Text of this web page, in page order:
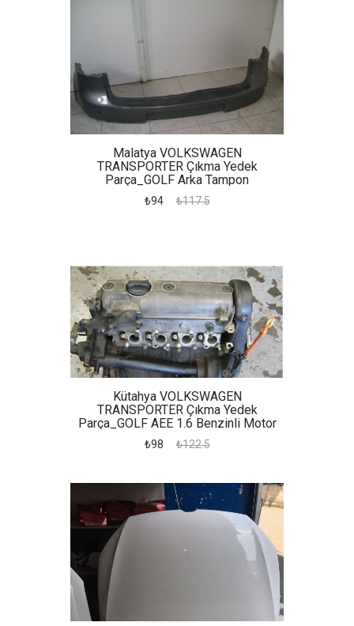
Malatya VOLKSWAGEN
TRANSPORTER Çıkma Yedek
Parça_GOLF Arka Tampon
₺94 ₺117.5
Kütahya VOLKSWAGEN
TRANSPORTER Çıkma Yedek
Parça_GOLF AEE 1.6 Benzinli Motor
Komple
₺98 ₺122.5